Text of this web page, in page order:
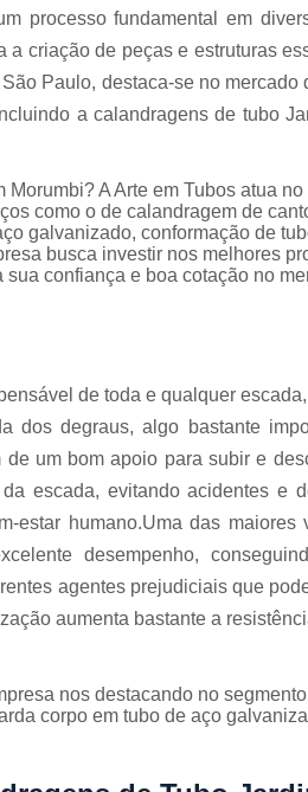
de
de
processo fundamental em
criação de peças e estruturas
Paulo, destaca-se no mercado
a calandragens de tubo
A Arte em Tubos atua
como o de calandragem de
galvanizado, conformação de
busca investir nos melhores
confiança e boa cotação no
de toda e qualquer
dos degraus, algo bastante
um bom apoio para subir e
escada, evitando acidentes e
estar humano.Uma das maiores
desempenho,
agentes prejudiciais que
aumenta bastante a
nos destacando no
corpo em tubo de aço